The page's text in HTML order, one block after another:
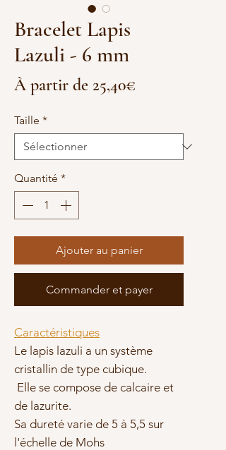
Bracelet Lapis
Lazuli - 6 mm
À partir de 25,40€
Taille *
Quantité *
Ajouter au panier
Commander et payer
Caractéristiques
Le lapis lazuli a un système
cristallin de type cubique.
Elle se compose de calcaire et
de lazurite.
Sa dureté varie de 5 à 5,5 sur
l'échelle de Mohs